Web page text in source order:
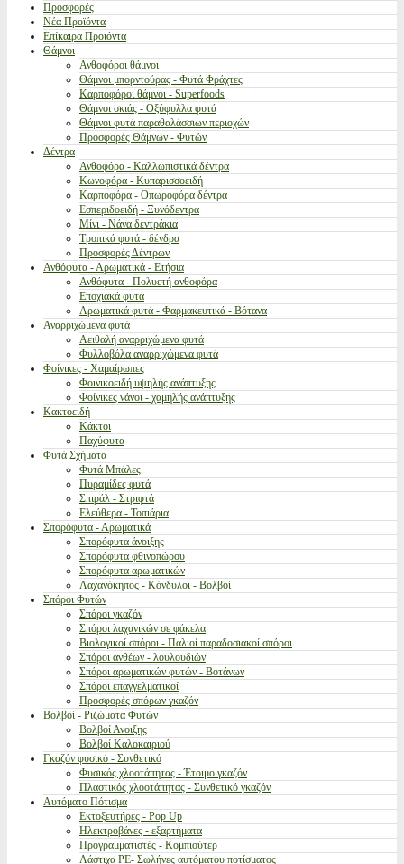
Προσφορές
Νέα Προϊόντα
Επίκαιρα Προϊόντα
Θάμνοι
Ανθοφόροι θάμνοι
Θάμνοι μπορντούρας - Φυτά Φράχτες
Καρποφόροι θάμνοι - Superfoods
Θάμνοι σκιάς - Οξύφυλλα φυτά
Θάμνοι φυτά παραθαλάσσιων περιοχών
Προσφορές Θάμνων - Φυτών
Δέντρα
Ανθοφόρα - Καλλωπιστικά δέντρα
Κωνοφόρα - Κυπαρισσοειδή
Καρποφόρα - Οπωροφόρα δέντρα
Εσπεριδοειδή - Ξυνόδεντρα
Μίνι - Νάνα δεντράκια
Τροπικά φυτά - δένδρα
Προσφορές Δέντρων
Ανθόφυτα - Αρωματικά - Ετήσια
Ανθόφυτα - Πολυετή ανθοφόρα
Εποχιακά φυτά
Αρωματικά φυτά - Φαρμακευτικά - Βότανα
Αναρριχώμενα φυτά
Αειθαλή αναρριχώμενα φυτά
Φυλλοβόλα αναρριχώμενα φυτά
Φοίνικες - Χαμαίρωπες
Φοινικοειδή υψηλής ανάπτυξης
Φοίνικες νάνοι - χαμηλής ανάπτυξης
Κακτοειδή
Κάκτοι
Παχύφυτα
Φυτά Σχήματα
Φυτά Μπάλες
Πυραμίδες φυτά
Σπιράλ - Στριφτά
Ελεύθερα - Τοπιάρια
Σπορόφυτα - Αρωματικά
Σπορόφυτα άνοιξης
Σπορόφυτα φθινοπώρου
Σπορόφυτα αρωματικών
Λαχανόκηπος - Κόνδυλοι - Βολβοί
Σπόροι Φυτών
Σπόροι γκαζόν
Σπόροι λαχανικών σε φάκελα
Βιολογικοί σπόροι - Παλιοί παραδοσιακοί σπόροι
Σπόροι ανθέων - λουλουδιών
Σπόροι αρωματικών φυτών - Βοτάνων
Σπόροι επαγγελματικοί
Προσφορές σπόρων γκαζόν
Βολβοί - Ριζώματα Φυτών
Βολβοί Ανοιξης
Βολβοί Καλοκαιριού
Γκαζόν φυσικό - Συνθετικό
Φυσικός χλοοτάπητας - Έτοιμο γκαζόν
Πλαστικός χλοοτάπητας - Συνθετικό γκαζόν
Αυτόματο Πότισμα
Εκτοξευτήρες - Pop Up
Ηλεκτροβάνες - εξαρτήματα
Προγραμματιστές - Κομπιούτερ
Λάστιχα PE- Σωλήνες αυτόματου ποτίσματος